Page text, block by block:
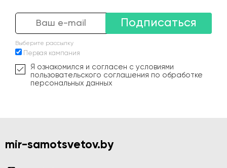
Подписаться
Выберите рассылку
Первая кампания
Я ознакомился и согласен с условиями
пользовательского соглашения по обработке
персональных данных
mir-samotsvetov.by